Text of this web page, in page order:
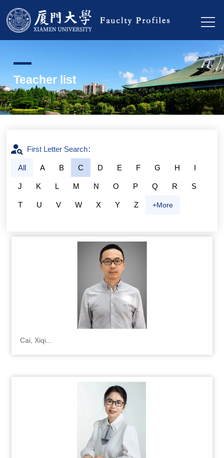
Teacher list
First Letter Search：
All A B C D E F G H I
J K L M N O P Q R S
T U V W X Y Z +More
Cai, Xiqi...